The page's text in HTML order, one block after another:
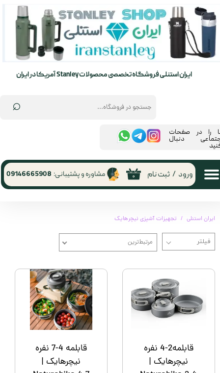
⌕
ایران استنلی فروشگاه تخصصی محصولات Stanley آمریکا در ایران
۰ ورود / ثبت نام
حساب کاربری من
تغییر گذر واژه
مشاوره و پشتیبانی: 09146665908
را در صفحات
دنبال
ایران استنلی تجهیزات آشپزی نیچرهایک
مرتبط‌ترین
قابلمه2-4 نفره
نیچرهایک |
قابلمه 4-7 نفره
نیچرهایک |